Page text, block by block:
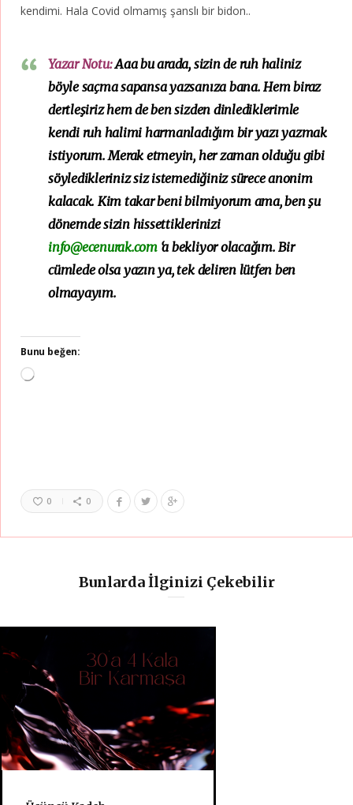
kendimi. Hala Covid olmamış şanslı bir bidon..
Yazar Notu:Aaa bu arada, sizin de ruh haliniz
böyle saçma sapansa yazsanıza bana. Hem biraz
dertleşiriz hem de ben sizden dinlediklerimle
kendi ruh halimi harmanladığım bir yazı yazmak
istiyorum. Merak etmeyin, her zaman olduğu gibi
söyledikleriniz siz istemediğiniz sürece anonim
kalacak. Kim takar beni bilmiyorum ama, ben şu
dönemde sizin hissettiklerinizi
info@ecenurak.com ‘a bekliyor olacağım. Bir
cümlede olsa yazın ya, tek deliren lütfen ben
olmayayım.
Bunu beğen:
Yükleniyor...
0 0
Bunlarda İlginizi Çekebilir